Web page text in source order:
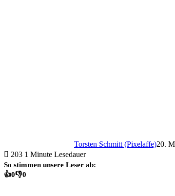
Torsten Schmitt (Pixelaffe)20.
203 1 Minute Lesedauer
So stimmen unsere Leser ab:
👍0👎0